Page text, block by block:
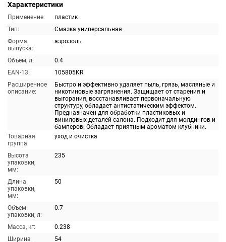
Характеристики
Применение:
пластик
Тип:
Смазка универсальная
Форма
выпуска:
аэрозоль
Объём, л:
0.4
EAN-13:
105805KR
Расширенное
описание:
Быстро и эффективно удаляет пыль, грязь, масляные и
никотиновые загрязнения. Защищает от старения и
выгорания, восстанавливает первоначальную
структуру, обладает антистатическим эффектом.
Предназначен для обработки пластиковых и
виниловых деталей салона. Подходит для молдингов и
бамперов. Обладает приятным ароматом клубники.
Товарная
группа:
уход и очистка
Высота
упаковки,
мм:
235
Длина
упаковки,
мм:
50
Объем
упаковки, л:
0.7
Масса, кг:
0.238
Ширина
54